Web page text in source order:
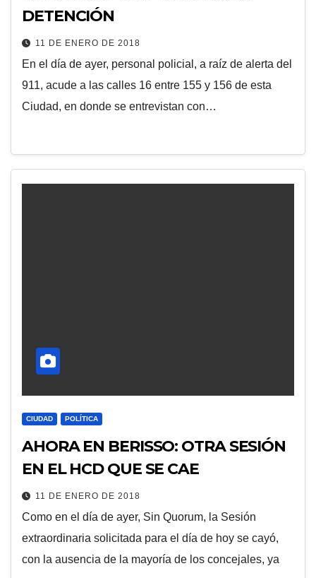
DETENCIÓN
11 DE ENERO DE 2018
En el día de ayer, personal policial, a raíz de alerta del
911, acude a las calles 16 entre 155 y 156 de esta
Ciudad, en donde se entrevistan con…
CIUDAD POLÍTICA
AHORA EN BERISSO: OTRA SESIÓN
EN EL HCD QUE SE CAE
11 DE ENERO DE 2018
Como en el día de ayer, Sin Quorum, la Sesión
extraordinaria solicitada para el día de hoy se cayó,
con la ausencia de la mayoría de los concejales, ya